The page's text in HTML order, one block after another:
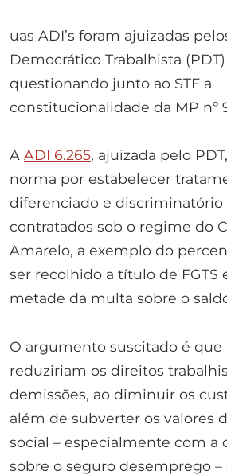
uas ADI’s foram ajuizadas
Democrático Trabalhista
questionando junto ao STF a
constitucionalidade da MP nº
A ADI 6.265, ajuizada pelo
norma por estabelecer
diferenciado e discriminatório
contratados sob o regime do
Amarelo, a exemplo do
ser recolhido a título de FGTS
metade da multa sobre o
O argumento suscitado é que
reduziriam os direitos
demissões, ao diminuir os
além de subverter os valores
social – especialmente com a
sobre o seguro desemprego –